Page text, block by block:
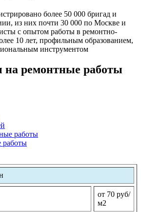
более 50 000 бригад и
из них почти 30 000 по Москве и
с опытом работы в ремонтно-
10 лет, профильным образованием,
инструментом
на ремонтные работы
работы
работы
от 70 руб/
м2